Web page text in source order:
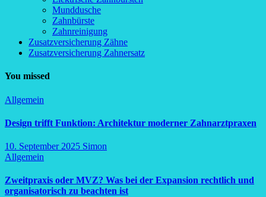
Munddusche
Zahnbürste
Zahnreinigung
Zusatzversicherung Zähne
Zusatzversicherung Zahnersatz
You missed
Allgemein
Design trifft Funktion: Architektur moderner Zahnarztpraxen
10. September 2025 Simon
Allgemein
Zweitpraxis oder MVZ? Was bei der Expansion rechtlich und
organisatorisch zu beachten ist